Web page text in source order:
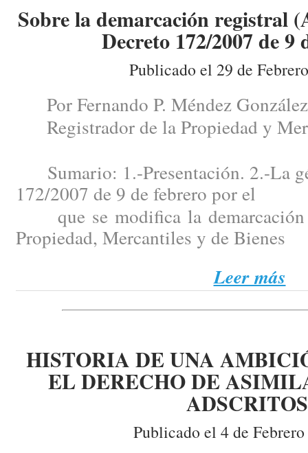
Sobre la demarcación registral
Decreto 172/2007 de 9
Publicado el 29 de
Por Fernando P. Méndez González
Registrador de la Propiedad y
Sumario: 1.-Presentación. 2.-La
172/2007 de 9 de febrero por el
que se modifica la demarcación
Propiedad, Mercantiles y de Bienes
Leer más
HISTORIA DE UNA
EL DERECHO DE
Publicado el 4 de